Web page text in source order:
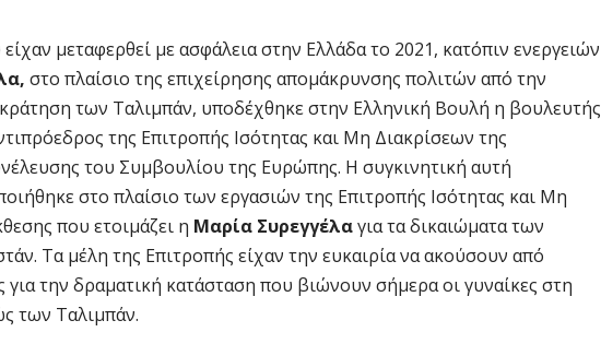
μεταφερθεί με ασφάλεια στην Ελλάδα το 2021, κατόπιν ενεργειών
στο πλαίσιο της επιχείρησης απομάκρυνσης πολιτών από την
των Ταλιμπάν, υποδέχθηκε στην Ελληνική Βουλή η βουλευτής
της Επιτροπής Ισότητας και Μη Διακρίσεων της
του Συμβουλίου της Ευρώπης. Η συγκινητική αυτή
στο πλαίσιο των εργασιών της Επιτροπής Ισότητας και Μη
που ετοιμάζει η Μαρία Συρεγγέλαγια τα δικαιώματα των
Τα μέλη της Επιτροπής είχαν την ευκαιρία να ακούσουν από
την δραματική κατάσταση που βιώνουν σήμερα οι γυναίκες στη
των Ταλιμπάν.